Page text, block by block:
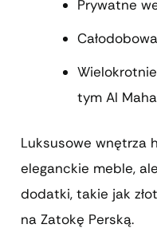
Prywatne
tym Al
Luksusowe wnętrza
eleganckie meble,
dodatki, takie jak
na Zatokę Perską.